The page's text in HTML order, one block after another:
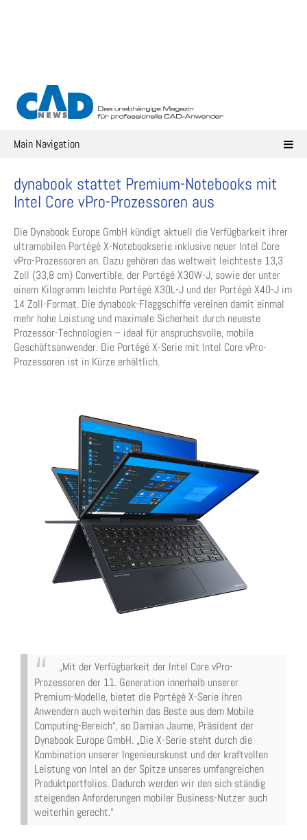
Main Navigation
dynabook stattet Premium-Notebooks mit
Intel Core vPro-Prozessoren aus
Die Dynabook Europe GmbH kündigt aktuell die Verfügbarkeit ihrer
ultramobilen Portégé X-Notebookserie inklusive neuer Intel Core
vPro-Prozessoren an. Dazu gehören das weltweit leichteste 13,3
Zoll (33,8 cm) Convertible, der Portégé X30W-J, sowie der unter
einem Kilogramm leichte Portégé X30L-J und der Portégé X40-J im
14 Zoll-Format. Die dynabook-Flaggschiffe vereinen damit einmal
mehr hohe Leistung und maximale Sicherheit durch neueste
Prozessor-Technologien – ideal für anspruchsvolle, mobile
Geschäftsanwender. Die Portégé X-Serie mit Intel Core vPro-
Prozessoren ist in Kürze erhältlich.
„Mit der Verfügbarkeit der Intel Core vPro-
Prozessoren der 11. Generation innerhalb unserer
Premium-Modelle, bietet die Portégé X-Serie ihren
Anwendern auch weiterhin das Beste aus dem Mobile
Computing-Bereich“, so Damian Jaume, Präsident der
Dynabook Europe GmbH. „Die X-Serie steht durch die
Kombination unserer Ingenieurskunst und der kraftvollen
Leistung von Intel an der Spitze unseres umfangreichen
Produktportfolios. Dadurch werden wir den sich ständig
steigenden Anforderungen mobiler Business-Nutzer auch
weiterhin gerecht.“